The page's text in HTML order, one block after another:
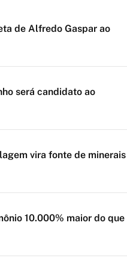
de Alfredo Gaspar ao
será candidato ao
vira fonte de minerais
10.000% maior do que